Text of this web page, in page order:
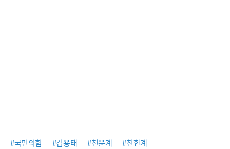
#국민의힘 #김용태 #친윤계 #친한계